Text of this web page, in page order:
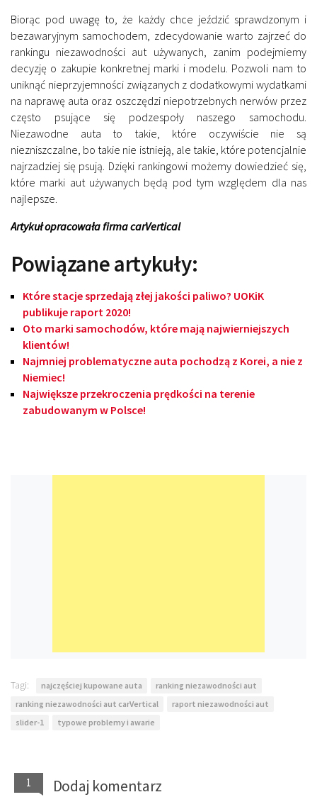
Biorąc pod uwagę to, że każdy chce jeździć sprawdzonym i
bezawaryjnym samochodem, zdecydowanie warto zajrzeć do
rankingu niezawodności aut używanych, zanim podejmiemy
decyzję o zakupie konkretnej marki i modelu. Pozwoli nam to
uniknąć nieprzyjemności związanych z dodatkowymi wydatkami
na naprawę auta oraz oszczędzi niepotrzebnych nerwów przez
często psujące się podzespoły naszego samochodu.
Niezawodne auta to takie, które oczywiście nie są
niezniszczalne, bo takie nie istnieją, ale takie, które potencjalnie
najrzadziej się psują. Dzięki rankingowi możemy dowiedzieć się,
które marki aut używanych będą pod tym względem dla nas
najlepsze.
Artykuł opracowała firma carVertical
Powiązane artykuły:
Które stacje sprzedają złej jakości paliwo? UOKiK
publikuje raport 2020!
Oto marki samochodów, które mają najwierniejszych
klientów!
Najmniej problematyczne auta pochodzą z Korei, a nie z
Niemiec!
Największe przekroczenia prędkości na terenie
zabudowanym w Polsce!
Tagi: najczęściej kupowane auta
ranking niezawodności aut
ranking niezawodności aut carVertical
raport niezawodności aut
slider-1
typowe problemy i awarie
1 Dodaj komentarz